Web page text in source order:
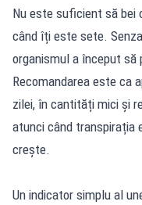
Nu este suficient să bei
când îți este sete.
organismul a început să
Recomandarea este ca
zilei, în cantități mici și
atunci când transpirația
crește.
Un indicator simplu al